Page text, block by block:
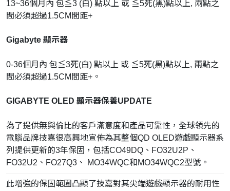
13~36個月內 包≦3 (白) 點以上 或 ≦5死(黑)點以上, 兩點之
間必須超過1.5CM間距+
Gigabyte 顯示器
0-36個月內 包≦3死(白) 點以上 或 ≦5死(黑)點以上, 兩點之
間必須超過1.5CM間距+。
GIGABYTE OLED 顯示器保養UPDATE
為了提供無與倫比的客戶滿意度和產品可靠性，全球領先的
電腦品牌技嘉很高興地宣佈為其整個QD OLED遊戲顯示器系
列提供更新的3年保固，包括CO49DQ、FO32U2P、
FO32U2、FO27Q3、 MO34WQC和MO34WQC2型號。
此增強的保固範圍凸顯了技嘉對其尖端遊戲顯示器的耐用性